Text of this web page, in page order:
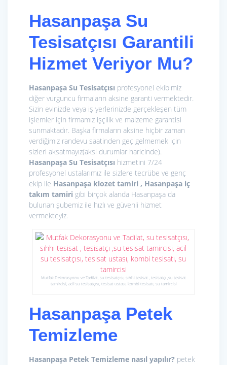
Hasanpaşa Su
Tesisatçısı Garantili
Hizmet Veriyor Mu?
Hasanpaşa Su Tesisatçısı profesyonel ekibimiz
diğer vurguncu firmaların aksine garanti vermektedir.
Sizin evinizde veya iş yerlerinizde gerçekleşen tüm
işlemler için firmamız işçilik ve malzeme garantisi
sunmaktadır. Başka firmaların aksine hiçbir zaman
verdiğimiz randevu saatinden geç gelmemek için
sizleri aksatmayız(aksi durumlar haricinde).
Hasanpaşa Su Tesisatçısı hizmetini 7/24
profesyonel ustalarımız ile sizlere tecrübe ve genç
ekip ile Hasanpaşa klozet tamiri , Hasanpaşa iç
takım tamiri gibi birçok alanda Hasanpaşa da
bulunan şubemiz ile hızlı ve güvenli hizmet
vermekteyiz.
Mutfak Dekorasyonu ve Tadilat, su tesisatçısı, sıhhi tesisat , tesisatçı ,su tesisat
tamircisi, acil su tesisatçısı, tesisat ustası, kombi tesisatı, su tamircisi
Hasanpaşa Petek
Temizleme
Hasanpaşa Petek Temizleme nasıl yapılır? petek